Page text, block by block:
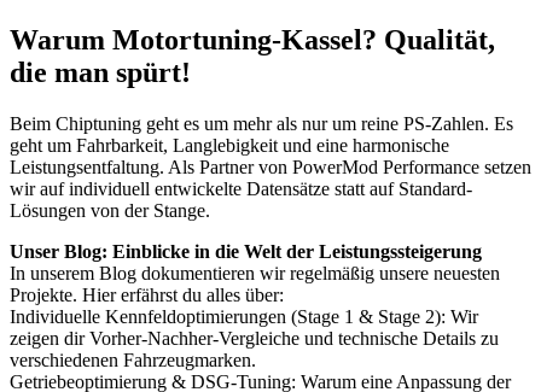
Warum Motortuning-Kassel? Qualität,
die man spürt!
Beim Chiptuning geht es um mehr als nur um reine PS-Zahlen. Es
geht um Fahrbarkeit, Langlebigkeit und eine harmonische
Leistungsentfaltung. Als Partner von PowerMod Performance setzen
wir auf individuell entwickelte Datensätze statt auf Standard-
Lösungen von der Stange.
Unser Blog: Einblicke in die Welt der Leistungssteigerung
In unserem Blog dokumentieren wir regelmäßig unsere neuesten
Projekte. Hier erfährst du alles über:
Individuelle Kennfeldoptimierungen (Stage 1 & Stage 2): Wir
zeigen dir Vorher-Nachher-Vergleiche und technische Details zu
verschiedenen Fahrzeugmarken.
Getriebeoptimierung & DSG-Tuning: Warum eine Anpassung der